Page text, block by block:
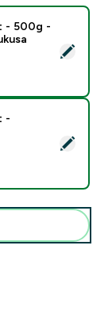
- 500g
- 500g -
-
-